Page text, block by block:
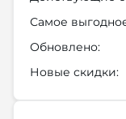
Самое
Обновлено:
Новые скидки: